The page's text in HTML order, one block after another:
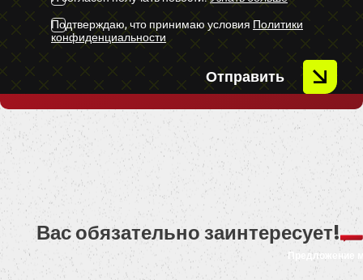
Подтверждаю, что принимаю условия Политики
конфиденциальности
Отправить
Вас обязательно заинтересует!
Предложение